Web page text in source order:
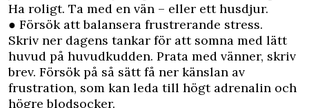
Ha roligt. Ta med en vän – eller ett husdjur.
● Försök att balansera frustrerande stress.
Skriv ner dagens tankar för att somna med lätt
huvud på huvudkudden. Prata med vänner, skriv
brev. Försök på så sätt få ner känslan av
frustration, som kan leda till högt adrenalin och
högre blodsocker.